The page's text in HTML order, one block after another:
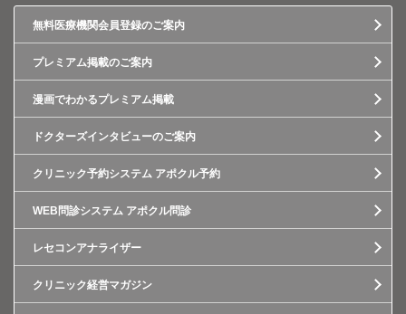
無料医療機関会員登録のご案内
プレミアム掲載のご案内
漫画でわかるプレミアム掲載
ドクターズインタビューのご案内
クリニック予約システム アポクル予約
WEB問診システム アポクル問診
レセコンアナライザー
クリニック経営マガジン